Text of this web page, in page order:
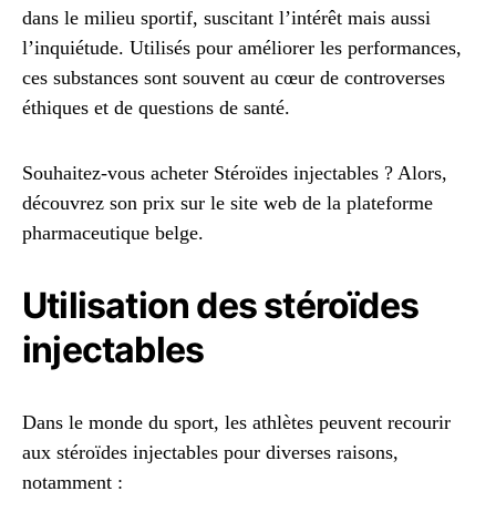
dans le milieu sportif, suscitant l’intérêt mais aussi
l’inquiétude. Utilisés pour améliorer les performances,
ces substances sont souvent au cœur de controverses
éthiques et de questions de santé.
Souhaitez-vous acheter Stéroïdes injectables ? Alors,
découvrez son prix sur le site web de la plateforme
pharmaceutique belge.
Utilisation des stéroïdes
injectables
Dans le monde du sport, les athlètes peuvent recourir
aux stéroïdes injectables pour diverses raisons,
notamment :